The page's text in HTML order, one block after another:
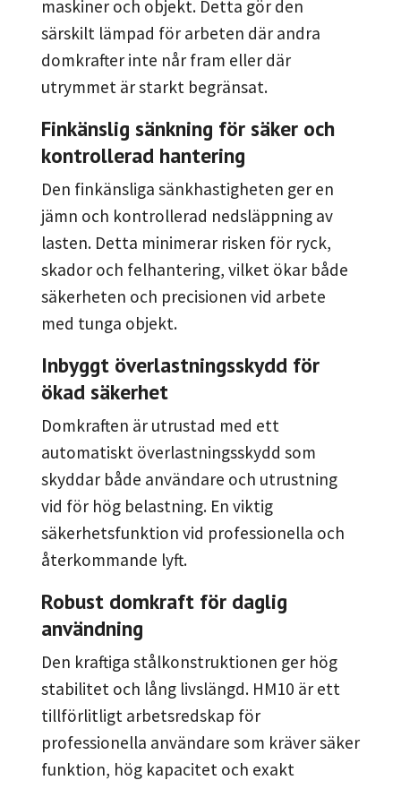
maskiner och objekt. Detta gör den
särskilt lämpad för arbeten där andra
domkrafter inte når fram eller där
utrymmet är starkt begränsat.
Finkänslig sänkning för säker och
kontrollerad hantering
Den finkänsliga sänkhastigheten ger en
jämn och kontrollerad nedsläppning av
lasten. Detta minimerar risken för ryck,
skador och felhantering, vilket ökar både
säkerheten och precisionen vid arbete
med tunga objekt.
Inbyggt överlastningsskydd för
ökad säkerhet
Domkraften är utrustad med ett
automatiskt överlastningsskydd som
skyddar både användare och utrustning
vid för hög belastning. En viktig
säkerhetsfunktion vid professionella och
återkommande lyft.
Robust domkraft för daglig
användning
Den kraftiga stålkonstruktionen ger hög
stabilitet och lång livslängd. HM10 är ett
tillförlitligt arbetsredskap för
professionella användare som kräver säker
funktion, hög kapacitet och exakt